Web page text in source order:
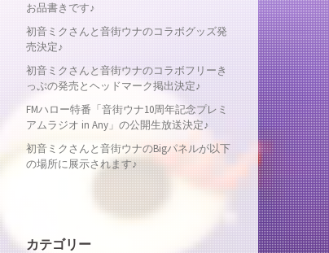
お品書きです♪
初音ミクさんと音街ウナのコラボグッズ発
売決定♪
初音ミクさんと音街ウナのコラボフリーき
っぷの発売とヘッドマーク掲出決定♪
FMハロー特番「音街ウナ10周年記念プレミ
アムラジオ in Any」の公開生放送決定♪
初音ミクさんと音街ウナのBigパネルが以下
の場所に展示されます♪
カテゴリー